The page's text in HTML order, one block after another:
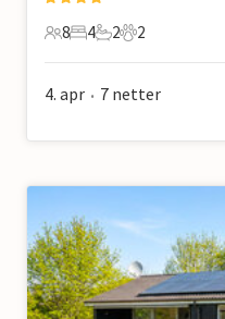
8 Gjester
8
4 Soverom
4
2 Bad
2
2 Kjæledyr
2
4. apr • 7 netter